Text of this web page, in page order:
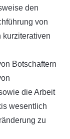
den
von
kurziterativen
Botschaftern
die Arbeit
wesentlich
zu